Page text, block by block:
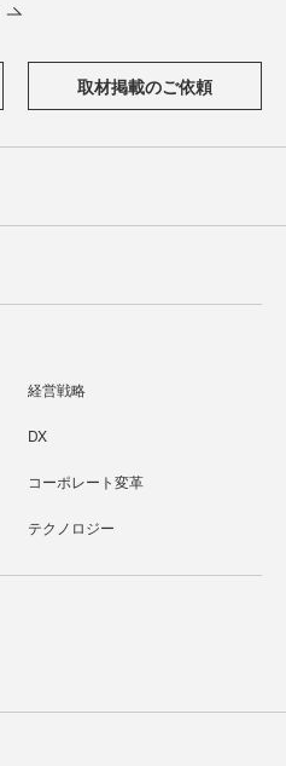
取材掲載のご依頼
経営戦略
DX
コーポレート変革
テクノロジー